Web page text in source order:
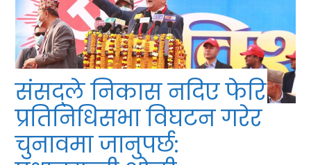
संसद्ले निकास नदिए फेरि
प्रतिनिधिसभा विघटन गरेर
चुनावमा जानुपर्छ: